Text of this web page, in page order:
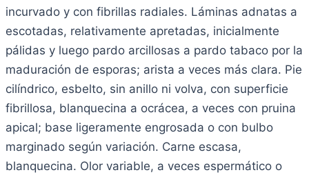
incurvado y con fibrillas radiales. Láminas adnatas a
escotadas, relativamente apretadas, inicialmente
pálidas y luego pardo arcillosas a pardo tabaco por la
maduración de esporas; arista a veces más clara. Pie
cilíndrico, esbelto, sin anillo ni volva, con superficie
fibrillosa, blanquecina a ocrácea, a veces con pruina
apical; base ligeramente engrosada o con bulbo
marginado según variación. Carne escasa,
blanquecina. Olor variable, a veces espermático o